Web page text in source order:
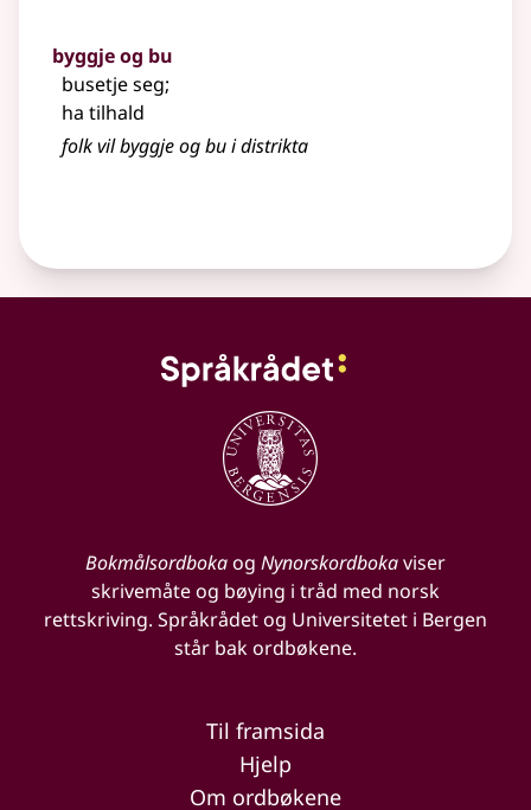
byggje og bu
busetje seg;
ha tilhald
folk vil byggje og bu i distrikta
Bokmålsordbokaog Nynorskordbokaviser
skrivemåte og bøying i tråd med norsk
rettskriving. Språkrådet og Universitetet i Bergen
står bak ordbøkene.
Til framsida
Hjelp
Om ordbøkene